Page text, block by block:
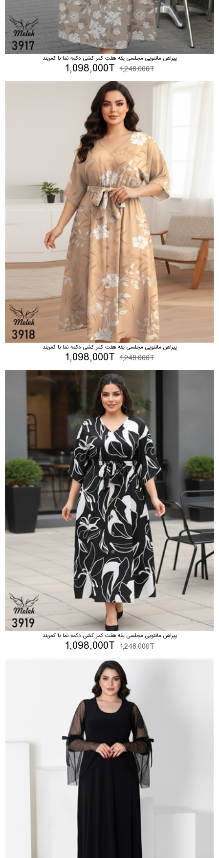
پیراهن مانتویی مجلسی یقه هفت کمر کشی دکمه نما با کمربند
1,248,000T
1,098,000T
پیراهن مانتویی مجلسی یقه هفت کمر کشی دکمه نما با کمربند
1,248,000T
1,098,000T
پیراهن مانتویی مجلسی یقه هفت کمر کشی دکمه نما با کمربند
1,248,000T
1,098,000T